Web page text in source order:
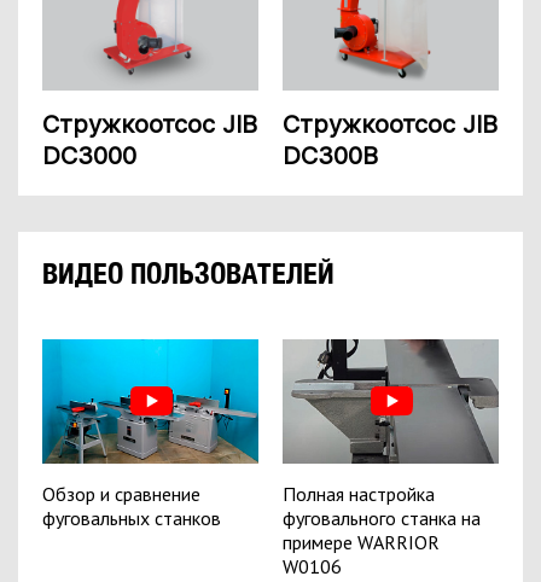
Стружкоотсос JIB
DC3000
Стружкоотсос JIB
DC300B
ВИДЕО ПОЛЬЗОВАТЕЛЕЙ
Обзор и сравнение
фуговальных станков
Полная настройка
фуговального станка на
примере WARRIOR
W0106